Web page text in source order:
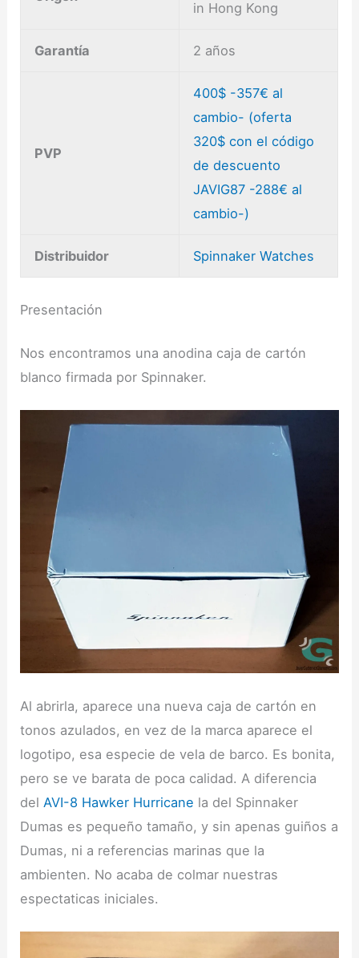
in Hong Kong
Garantía 2 años
PVP
400$ -357€ al
cambio- (oferta
320$ con el código
de descuento
JAVIG87 -288€ al
cambio-)
Distribuidor Spinnaker Watches
Presentación
Nos encontramos una anodina caja de cartón
blanco firmada por Spinnaker.
Al abrirla, aparece una nueva caja de cartón en
tonos azulados, en vez de la marca aparece el
logotipo, esa especie de vela de barco. Es bonita,
pero se ve barata de poca calidad. A diferencia
delAVI-8 Hawker Hurricane la del Spinnaker
Dumas es pequeño tamaño, y sin apenas guiños a
Dumas, ni a referencias marinas que la
ambienten. No acaba de colmar nuestras
espectaticas iniciales.